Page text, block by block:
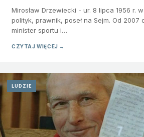
Mirosław Drzewiecki - ur. 8 lipca 1956 r.
polityk, prawnik, poseł na Sejm. Od 2007
minister sportu i…
CZYTAJ WIĘCEJ →
LUDZIE